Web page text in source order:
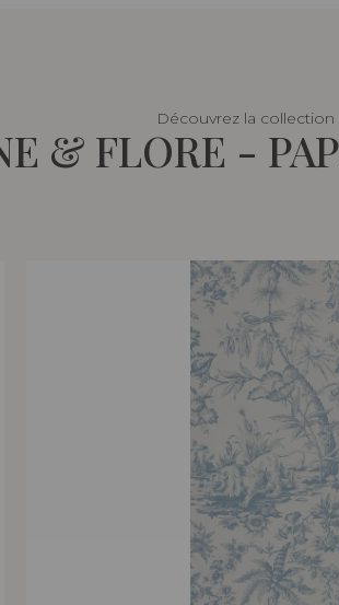
Découvrez la collection
& FLORE -